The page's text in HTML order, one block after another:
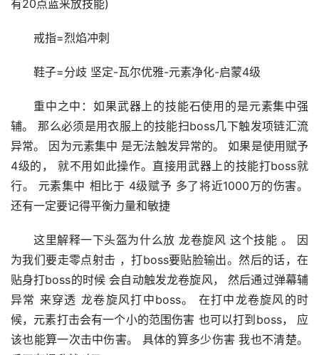
手套=抗争之旗-精准(异常)-召唤飞掠者-启蒙4级(这里
精准可以根据自己的命中来提高等级，最低最低得保证自己
鞋子=分歧 坚定-瓦尔优雅-元素净化-启蒙4级
重中之中：如果武器上的技能石使用的是元素集中强
辅。 那么必须是用衣服上的技能扫boss几下触发项链汇流
异常。 因为元素集中 是无法触发异常的。 如果是使用赋予
4级的， 就不用如此操作。直接用武器上的技能打boss就
行。 元素集中 相比于 4级赋予 多了将近1000万的伤害。
还有一定要记得平衡力量和敏捷
这里解释一下头盔为什么放 龙卷旋风 这个技能 。 因
为我们要走零点射击 ，打boss要贴脸输出。然后的话，在
贴身打boss的时候 会自动触发龙卷旋风， 然后通过弹幕辅
异常 来穿透 龙卷旋风打中boss。 在打中龙卷旋风的时